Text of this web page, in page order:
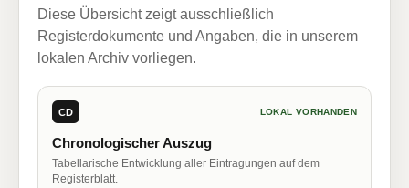
Diese Übersicht zeigt ausschließlich
Registerdokumente und Angaben, die in unserem
lokalen Archiv vorliegen.
CD LOKAL VORHANDEN
Chronologischer Auszug
Tabellarische Entwicklung aller Eintragungen auf dem
Registerblatt.